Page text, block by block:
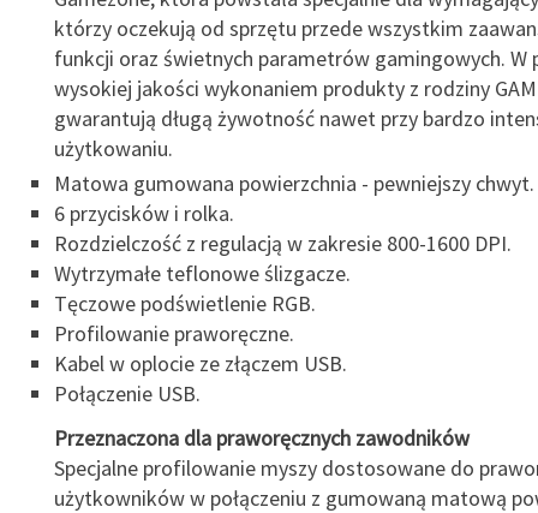
którzy oczekują od sprzętu przede wszystkim
funkcji oraz świetnych parametrów gamingowych. W
wysokiej jakości wykonaniem produkty z rodziny
gwarantują długą żywotność nawet przy bardzo
użytkowaniu.
Matowa gumowana powierzchnia - pewniejszy chwyt.
6 przycisków i rolka.
Rozdzielczość z regulacją w zakresie 800-1600 DPI.
Wytrzymałe teflonowe ślizgacze.
Tęczowe podświetlenie RGB.
Profilowanie praworęczne.
Kabel w oplocie ze złączem USB.
Połączenie USB.
Przeznaczona dla praworęcznych zawodników
Specjalne profilowanie myszy dostosowane do
użytkowników w połączeniu z gumowaną matową